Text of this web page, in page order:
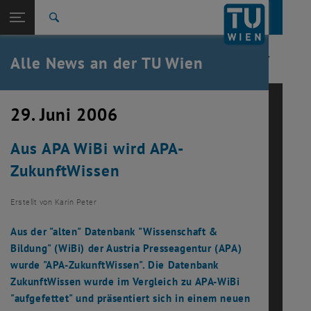
TU Login
Quicklinks
Quicklinks-Menü umschalten
Studium
Karriere
Zurück: Subseiten von TU Wien Startseite auflisten
Zurück zur letzten Ebene:
TU Wien Startseite
Übersicht
Alle News an der TU Wien
29. Juni 2006
Aus APA WiBi wird APA-
ZukunftWissen
Erstellt von Karin Peter
Aus der "alten" Datenbank "Wissenschaft &
Bildung" (WiBi) der Austria Presseagentur (APA)
wurde "APA-ZukunftWissen". Die Datenbank
ZukunftWissen wurde im Vergleich zu APA-WiBi
"aufgefettet" und präsentiert sich in einem neuen